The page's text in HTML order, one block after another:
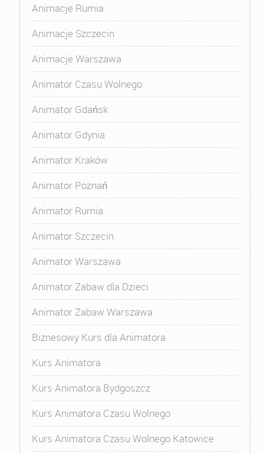
Animacje Rumia
Animacje Szczecin
Animacje Warszawa
Animator Czasu Wolnego
Animator Gdańsk
Animator Gdynia
Animator Kraków
Animator Poznań
Animator Rumia
Animator Szczecin
Animator Warszawa
Animator Zabaw dla Dzieci
Animator Zabaw Warszawa
Biznesowy Kurs dla Animatora
Kurs Animatora
Kurs Animatora Bydgoszcz
Kurs Animatora Czasu Wolnego
Kurs Animatora Czasu Wolnego Katowice